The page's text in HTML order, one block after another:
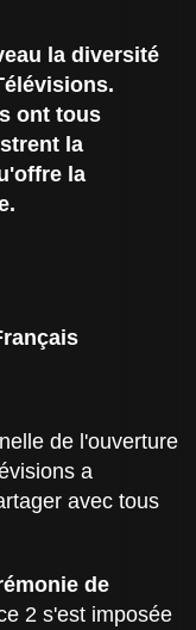
la diversité
ont tous
la
la
de l'ouverture
a
avec tous
de
2 s'est imposée